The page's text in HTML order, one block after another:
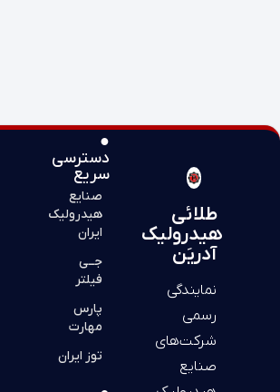
طلائی
هیدرولیک
آدریَن
نمایندگی
رسمی
شرکت‌های
صنایع
●
دسترسی
سریع
صنایع
هیدرولیک
ایران
جــی
فیلتر
پارس
مهارت
توز ایران